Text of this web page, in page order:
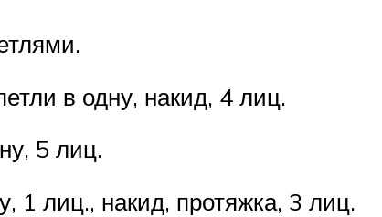
в одну, накид, 4 лиц.
5 лиц.
1 лиц., накид, протяжка, 3 лиц.